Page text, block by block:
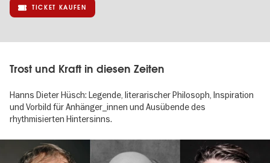
TICKET KAUFEN
Trost und Kraft in diesen Zeiten
Hanns Dieter Hüsch: Legende, literarischer Philosoph, Inspiration
und Vorbild für Anhänger_innen und Ausübende des
rhythmisierten Hintersinns.
gallery